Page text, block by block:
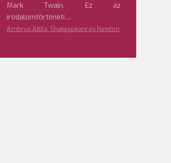
Mark Twain. Ez az
irodalomtörténeti…
Ambrus Attila: Shakespeare és Newton